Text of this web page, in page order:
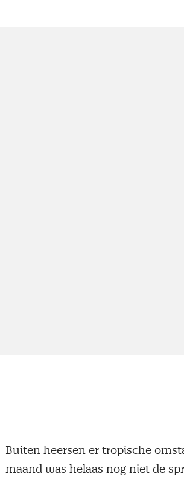
Buiten heersen er tropische
maand was helaas nog niet de